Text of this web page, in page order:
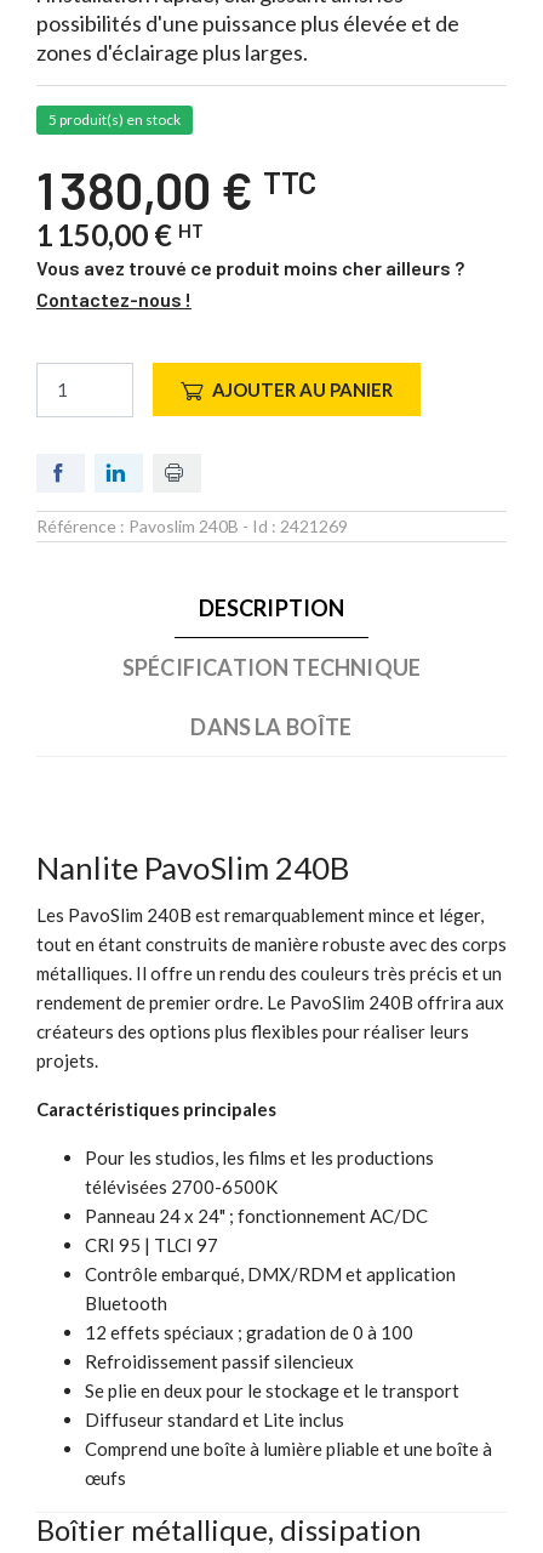
possibilités d'une puissance plus élevée et de
zones d'éclairage plus larges.
5 produit(s) en stock
1 380,00 € TTC
1 150,00 € HT
Vous avez trouvé ce produit moins cher ailleurs ?
Contactez-nous !
AJOUTER AU PANIER
Référence : Pavoslim 240B - Id : 2421269
DESCRIPTION
SPÉCIFICATION TECHNIQUE
DANS LA BOÎTE
Nanlite PavoSlim 240B
Les PavoSlim 240B est remarquablement mince et léger,
tout en étant construits de manière robuste avec des corps
métalliques. Il offre un rendu des couleurs très précis et un
rendement de premier ordre. Le PavoSlim 240B offrira aux
créateurs des options plus flexibles pour réaliser leurs
projets.
Caractéristiques principales
Pour les studios, les films et les productions
télévisées 2700-6500K
Panneau 24 x 24" ; fonctionnement AC/DC
CRI 95 | TLCI 97
Contrôle embarqué, DMX/RDM et application
Bluetooth
12 effets spéciaux ; gradation de 0 à 100
Refroidissement passif silencieux
Se plie en deux pour le stockage et le transport
Diffuseur standard et Lite inclus
Comprend une boîte à lumière pliable et une boîte à
œufs
Boîtier métallique, dissipation